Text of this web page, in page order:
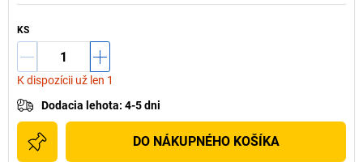
KS
K dispozícii už len 1
Dodacia lehota: 4-5 dni
DO NÁKUPNÉHO KOŠÍKA